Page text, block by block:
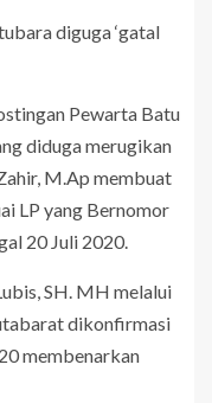
diguga ‘gatal
Pewarta Batu
diduga merugikan
M.Ap membuat
LP yang Bernomor
20 Juli 2020.
SH. MH melalui
dikonfirmasi
membenarkan